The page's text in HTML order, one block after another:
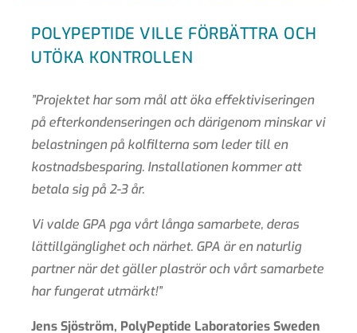
POLYPEPTIDE VILLE FÖRBÄTTRA OCH
UTÖKA KONTROLLEN
”Projektet har som mål att öka effektiviseringen
på efterkondenseringen och därigenom minskar vi
belastningen på kolfilterna som leder till en
kostnadsbesparing. Installationen kommer att
betala sig på 2-3 år.
Vi valde GPA pga vårt långa samarbete, deras
lättillgänglighet och närhet. GPA är en naturlig
partner när det gäller plaströr och vårt samarbete
har fungerat utmärkt!”
Jens Sjöström, PolyPeptide Laboratories Sweden